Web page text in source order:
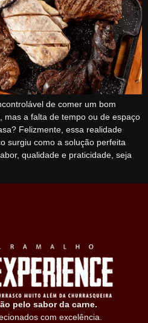
de comer um bom
mas a falta de tempo ou de espaço
Felizmente, essa realidade
surgiu como a solução perfeita
qualidade e praticidade, seja
pelo sabor da carne.
com excelência.